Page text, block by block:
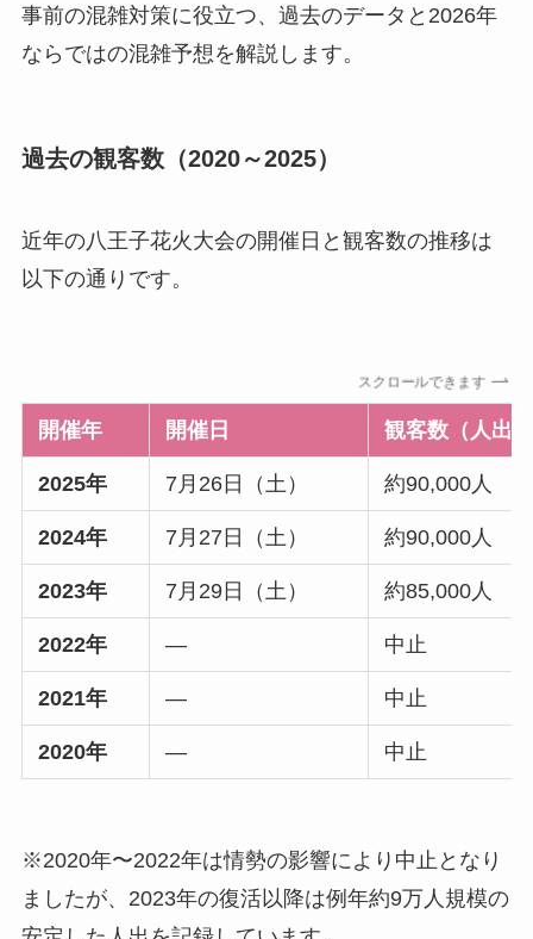
事前の混雑対策に役立つ、過去のデータと2026年
ならではの混雑予想を解説します。
過去の観客数（2020～2025）
近年の八王子花火大会の開催日と観客数の推移は
以下の通りです。
スクロールできます
開催年 開催日 観客数（人出
2025年 7月26日（土） 約90,000人
2024年 7月27日（土） 約90,000人
2023年 7月29日（土） 約85,000人
2022年 ― 中止
2021年 ― 中止
2020年 ― 中止
※2020年〜2022年は情勢の影響により中止となり
ましたが、2023年の復活以降は例年約9万人規模の